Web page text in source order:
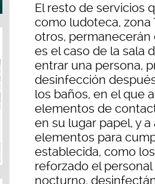
El resto de servicios
como ludoteca, zona
otros,
es el caso de la sala
entrar una persona,
desinfección
los baños, en el que
elementos de
en su lugar papel, y
elementos para
establecida, como
reforzado el
nocturno,